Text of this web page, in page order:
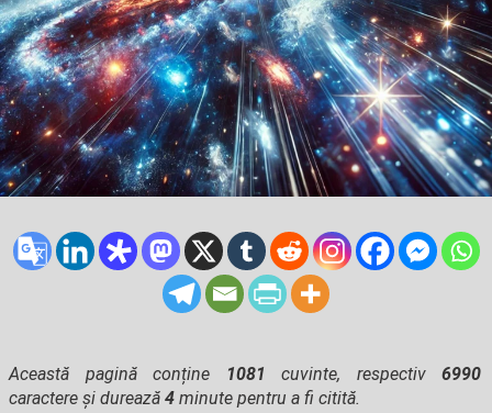
Această pagină conține 1081 cuvinte, respectiv 6990
caractere și durează 4 minute pentru a fi citită.